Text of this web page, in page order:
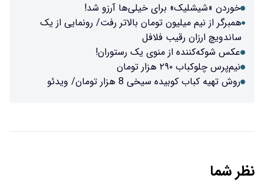
خوردن «شیشلیک» برای خیلی‌ها آرزو شد!
همبرگر از نیم میلیون تومان بالاتر رفت/ رونمایی از یک
ساندویچ ارزان رقیب فلافل
عکس شوکه‌کننده از منوی یک رستوران!
نیم‌پرس چلوکباب ۲۹۰ هزار تومان
روش تهیه کباب کوبیده سیخی 8 هزار تومان/ ویدئو
نظر شما